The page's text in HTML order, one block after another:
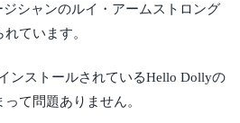
シャンのルイ・アームストロング
ています。
ンストールされているHello Dollyの
て問題ありません。